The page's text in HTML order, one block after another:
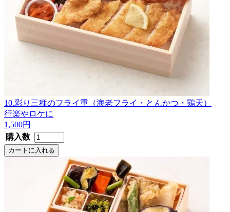
10.彩り三種のフライ重（海老フライ・とんかつ・鶏天）
行楽やロケに
1,500円
購入数